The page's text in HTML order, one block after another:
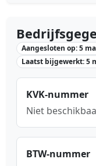
Aangesloten op: 5
Laatst bijgewerkt: 5
KVK-nummer
Niet
BTW-nummer